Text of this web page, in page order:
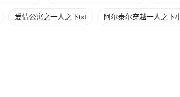
爱情公寓之一人之下txt 阿尔泰尔穿越一人之下